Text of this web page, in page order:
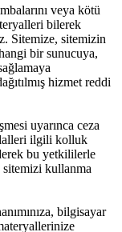
veya kötü
bilerek
Sitemize, sitemizin
bir sunucuya,
hizmet reddi
uyarınca ceza
ilgili kolluk
bu yetkililerle
kullanma
bilgisayar